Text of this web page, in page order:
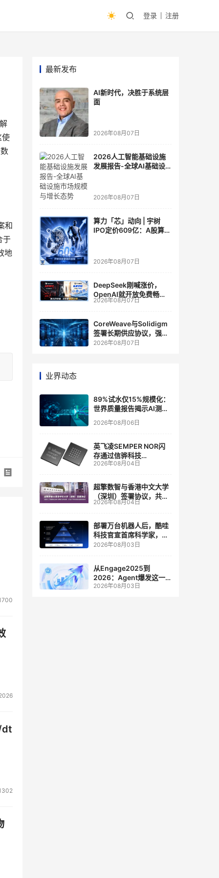
登录 注册
和
于
地
dt
最新发布
AI新时代，决胜于系统层
面
2026年08月07日
2026人工智能基础设施
发展报告-全球AI基础设
2026年08月07日
算力「芯」动向 | 宇树
IPO定价609亿：A股算力
2026年08月07日
DeepSeek刚喊涨价，
OpenAI就开放免费畅
聊？大模型定价的平行宇
2026年08月07日
CoreWeave与Solidigm
签署长期供应协议，强化
一体化人工智能云平台
2026年08月07日
业界动态
89%试水仅15%规模化：
世界质量报告揭示AI测
试"落地鸿沟"
2026年08月06日
英飞凌SEMPER NOR闪
存通过信骅科技
AST2700 BMC认证，全
管理
2026年08月04日
超擎数智与香港中文大学
（深圳）签署协议，共建
人工智能和边缘计算联合
2026年08月04日
部署万台机器人后，酷哇
科技官宣首席科学家，要
让世界模型交付生产力
2026年08月03日
从Engage2025到
2026：Agent爆发这一
年，AI CRM 走到哪了
2026年08月03日